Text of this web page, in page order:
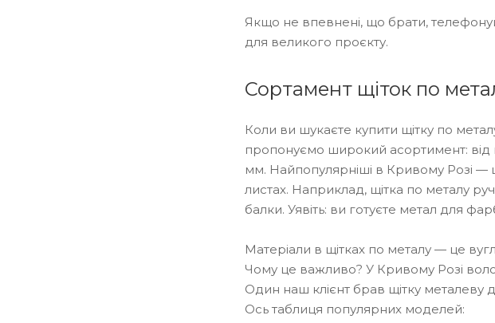
Якщо не впевнені, що брати,
для великого проєкту.
Сортамент щіток по
Коли ви шукаєте купити щітку по
пропонуємо широкий асортимент: від
мм. Найпопулярніші в Кривому Розі —
листах. Наприклад, щітка по металу
балки. Уявіть: ви готуєте метал для
Матеріали в щітках по металу — це
Чому це важливо? У Кривому Розі
Один наш клієнт брав щітку
Ось таблиця популярних моделей: